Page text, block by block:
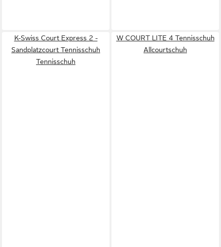
K-Swiss Court Express 2 -
Sandplatzcourt Tennisschuh
Tennisschuh
W COURT LITE 4 Tennisschuh
Allcourtschuh